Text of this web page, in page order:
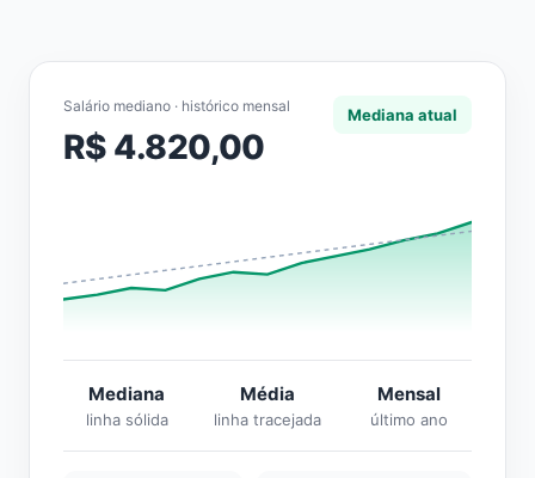
Salário mediano · histórico mensal
R$ 4.820,00
Mediana atual
Mediana
linha sólida
Média
linha tracejada
Mensal
último ano